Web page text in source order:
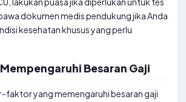
dokumen medis pendukung jika Anda
kesehatan khusus yang perlu
Besaran Gaji
faktor yang memengaruhi besaran gaji